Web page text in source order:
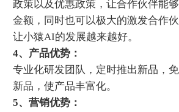
政策以及优惠政策，让合作伙伴能
金额，同时也可以极大的激发合作
让小猿AI的发展越来越好。
4、产品优势：
专业化研发团队，定时推出新品，
新品，使产品丰富化。
5、营销优势：